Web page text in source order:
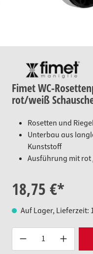
Fimet WC-
rot/weiß
Rosetten und
Unterbau aus
Kunststoff
Ausführung mit rot
18,75 €*
Auf Lager, Lieferzeit: